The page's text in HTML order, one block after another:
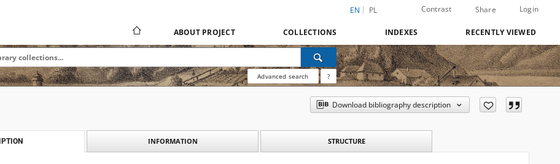
EN PL Contrast Share Login
ABOUT PROJECT COLLECTIONS INDEXES RECENTLY VIEWED
Advanced search ?
Download bibliography description
INFORMATION STRUCTURE